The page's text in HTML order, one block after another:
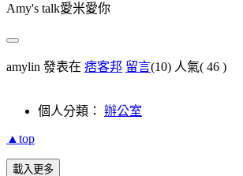
Amy's talk愛米愛你
amylin 發表在 痞客邦 留言(10) 人氣( 46 )
個人分類： 辦公室
▲top
載入更多